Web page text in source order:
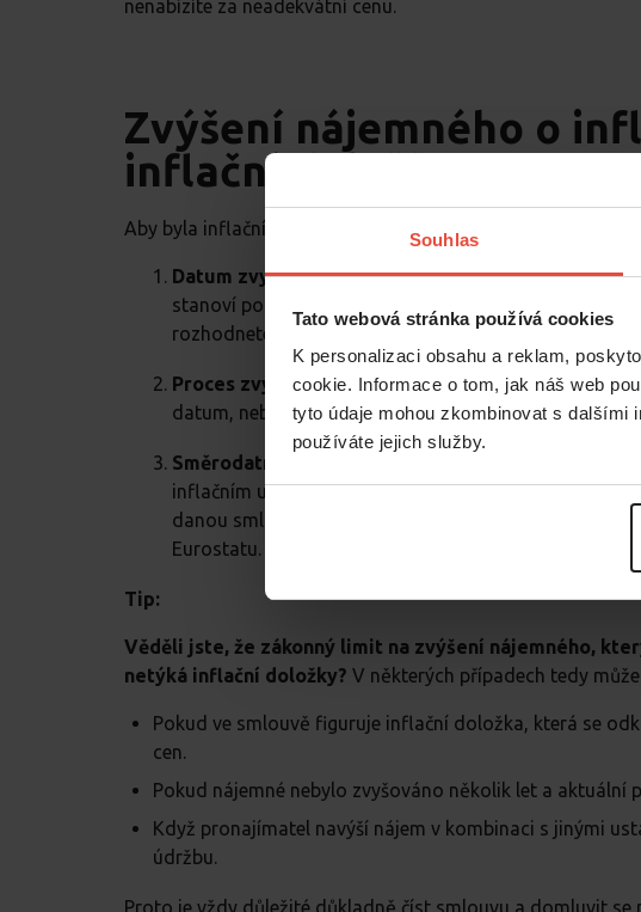
Souhlas
Tato webová stránka používá cookies
K personalizaci obsahu a reklam,
cookie. Informace o tom, jak náš web
tyto údaje mohou zkombinovat s
používáte jejich služby.
nenabízíte za neadekvátní cenu.
Zvýšení nájemného o
inflační doložka?
Aby byla inflační doložka považována za platnou, měla by
Datum zvyšování ceny:K navýšení nájemného
stanoví po vzájemné dohodě, typicky to bývá den
rozhodnete pro jiné datum a druhá strana bude
Proces zvyšování ceny:Procesem je myšlen způsob,
datum, nebo majitel bytu musí nájemce o změně
Směrodatný inflační ukazatel:
inflačním ukazatelem. A jelikož jich existuje více,
danou smlouvu určující. Nejčastěji se používá index
Eurostatu.
Tip:
Věděli jste, že zákonný limit na zvýšení nájemného,
netýká inflační doložky? V některých případech tedy
Pokud ve smlouvě figuruje inflační doložka, která se
cen.
Pokud nájemné nebylo zvyšováno několik let a
Když pronajímatel navýší nájem v kombinaci s jinými
údržbu.
Proto je vždy důležité důkladně číst smlouvu a domluvit se